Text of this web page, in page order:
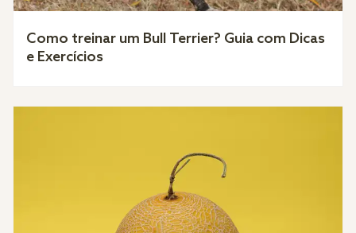
Como treinar um Bull Terrier? Guia com Dicas
e Exercícios